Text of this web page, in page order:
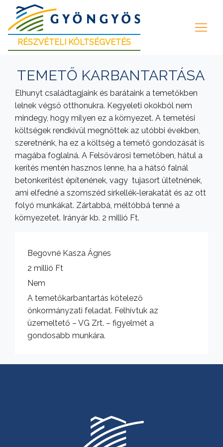
RÉSZVÉTELI KÖLTSÉGVETÉS
TEMETŐ KARBANTARTÁSA
Elhunyt családtagjaink és barátaink a temetőkben
lelnek végső otthonukra. Kegyeleti okokból nem
mindegy, hogy milyen ez a környezet. A temetési
költségek rendkívül megnőttek az utóbbi években,
szeretnénk, ha ez a költség a temető gondozását is
magába foglalná. A Felsővárosi temetőben, hátul a
kerítés mentén hasznos lenne, ha a hátsó falnál
betonkerítést építenének, vagy tujasort ültetnének,
ami elfedné a szomszéd sírkellék-lerakatát és az ott
folyó munkákat. Zártabbá, méltóbbá tenné a
környezetet. Irányár kb. 2 millió Ft.
Begovné Kasza Ágnes
2 millió Ft
Nem
A temetőkarbantartás kötelező
önkormányzati feladat. Felhívtuk az
üzemeltető – VG Zrt. – figyelmét a
gondosabb munkára.